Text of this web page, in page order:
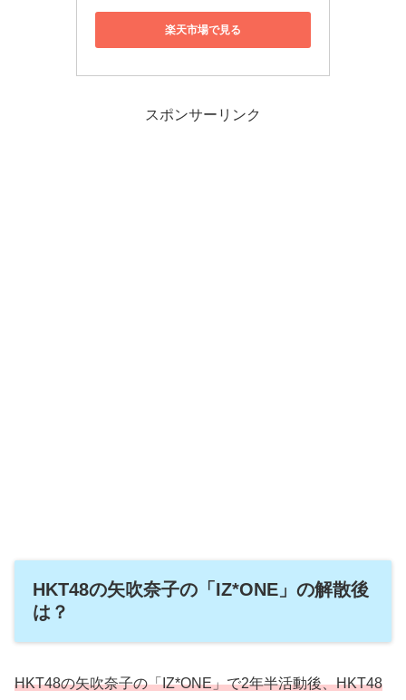
楽天市場で見る
スポンサーリンク
HKT48の矢吹奈子の「IZ*ONE」の解散後
は？
HKT48の矢吹奈子の「IZ*ONE」で2年半活動後、HKT48